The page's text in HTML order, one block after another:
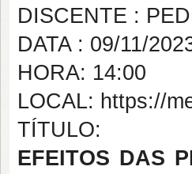
DISCENTE :
DATA : 09/11/
HORA: 14:00
LOCAL: https://
TÍTULO:
EFEITOS DAS